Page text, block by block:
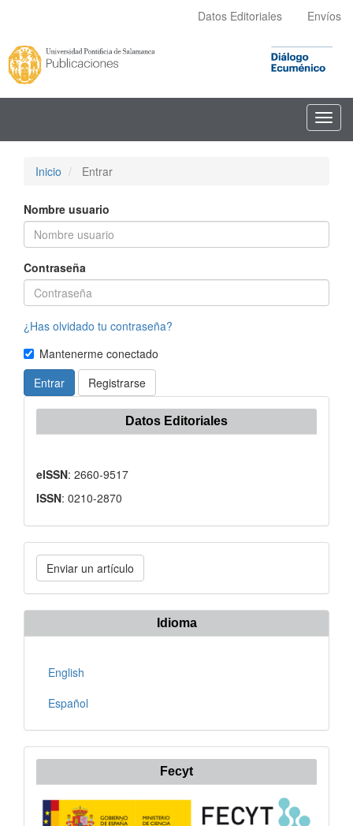
principal
Barra
lateral
Datos Editoriales Envíos
Inicio Entrar
Nombre usuario
Contraseña
¿Has olvidado tu contraseña?
Mantenerme conectado
Entrar
Registrarse
Datos Editoriales
eISSN: 2660-9517
ISSN: 0210-2870
Enviar
un
artículo
Enviar un artículo
Idioma
English
Español
Fecyt